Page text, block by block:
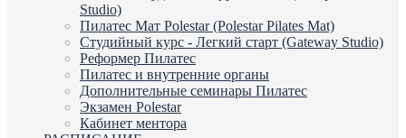
Studio)
Пилатес Мат Polestar (Polestar Pilates Mat)
Студийный курс - Легкий старт (Gateway Studio)
Реформер Пилатес
Пилатес и внутренние органы
Дополнительные семинары Пилатес
Экзамен Polestar
Кабинет ментора